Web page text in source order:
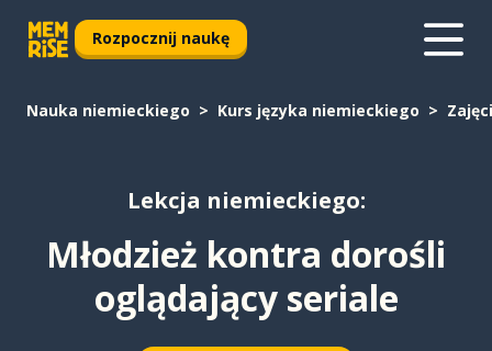
Rozpocznij naukę
Nauka niemieckiego Kurs języka niemieckiego
Lekcja niemieckiego:
Młodzież kontra dorośli
oglądający seriale